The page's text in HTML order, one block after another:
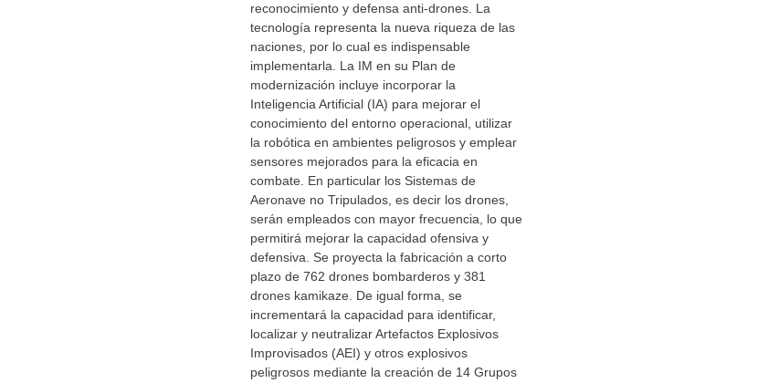
reconocimiento y defensa anti-drones. La
tecnología representa la nueva riqueza de las
naciones, por lo cual es indispensable
implementarla. La IM en su Plan de
modernización incluye incorporar la
Inteligencia Artificial (IA) para mejorar el
conocimiento del entorno operacional, utilizar
la robótica en ambientes peligrosos y emplear
sensores mejorados para la eficacia en
combate. En particular los Sistemas de
Aeronave no Tripulados, es decir los drones,
serán empleados con mayor frecuencia, lo que
permitirá mejorar la capacidad ofensiva y
defensiva. Se proyecta la fabricación a corto
plazo de 762 drones bombarderos y 381
drones kamikaze. De igual forma, se
incrementará la capacidad para identificar,
localizar y neutralizar Artefactos Explosivos
Improvisados (AEI) y otros explosivos
peligrosos mediante la creación de 14 Grupos